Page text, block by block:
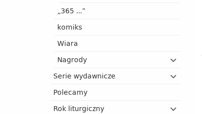
„365 ...”
komiks
Wiara
Nagrody
Serie wydawnicze
Polecamy
Rok liturgiczny